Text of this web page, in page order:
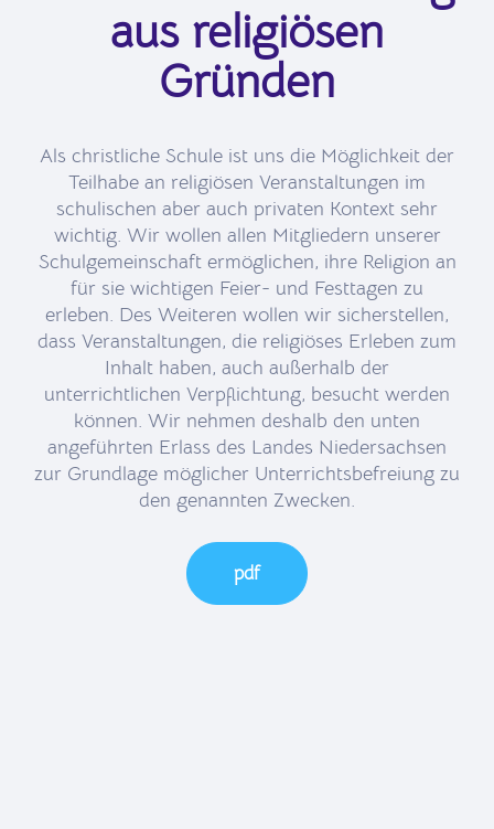
aus religiösen
Gründen
Als christliche Schule ist uns die Möglichkeit der
Teilhabe an religiösen Veranstaltungen im
schulischen aber auch privaten Kontext sehr
wichtig. Wir wollen allen Mitgliedern unserer
Schulgemeinschaft ermöglichen, ihre Religion an
für sie wichtigen Feier- und Festtagen zu
erleben. Des Weiteren wollen wir sicherstellen,
dass Veranstaltungen, die religiöses Erleben zum
Inhalt haben, auch außerhalb der
unterrichtlichen Verpflichtung, besucht werden
können. Wir nehmen deshalb den unten
angeführten Erlass des Landes Niedersachsen
zur Grundlage möglicher Unterrichtsbefreiung zu
den genannten Zwecken.
pdf